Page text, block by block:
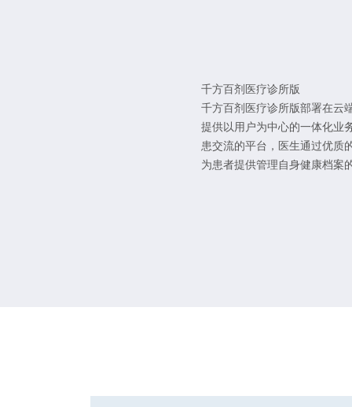
千方百剂医疗诊所版
千方百剂医疗诊所版部署在云
提供以用户为中心的一体化业
患交流的平台，医生通过优质
为患者提供管理自身健康档案